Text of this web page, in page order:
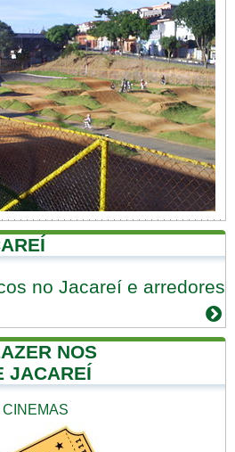
no Jacareí e arredores
NOS
JACAREÍ
CINEMAS